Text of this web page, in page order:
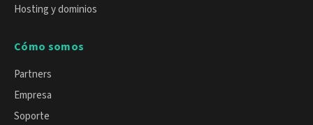
Hosting y dominios
Cómo somos
Partners
Empresa
Soporte